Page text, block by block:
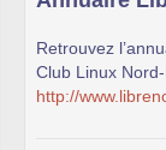
Retrouvez
Club Linux
http://